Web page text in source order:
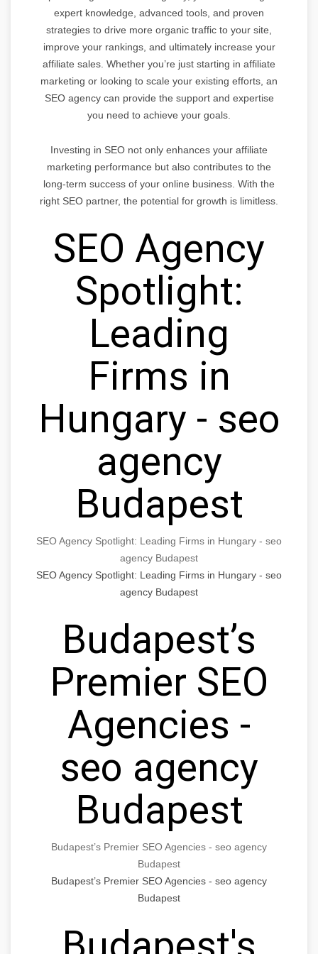
expert knowledge, advanced tools, and proven
strategies to drive more organic traffic to your site,
improve your rankings, and ultimately increase your
affiliate sales. Whether you’re just starting in affiliate
marketing or looking to scale your existing efforts, an
SEO agency can provide the support and expertise
you need to achieve your goals.
Investing in SEO not only enhances your affiliate
marketing performance but also contributes to the
long-term success of your online business. With the
right SEO partner, the potential for growth is limitless.
SEO Agency
Spotlight:
Leading
Firms in
Hungary - seo
agency
Budapest
SEO Agency Spotlight: Leading Firms in Hungary - seo
agency Budapest
SEO Agency Spotlight: Leading Firms in Hungary - seo
agency Budapest
Budapest’s
Premier SEO
Agencies -
seo agency
Budapest
Budapest’s Premier SEO Agencies - seo agency
Budapest
Budapest’s Premier SEO Agencies - seo agency
Budapest